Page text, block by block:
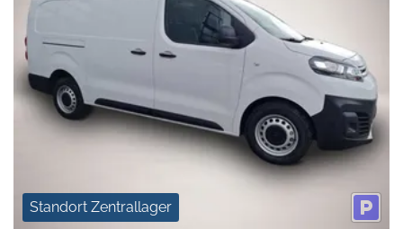
Standort Zentrallager